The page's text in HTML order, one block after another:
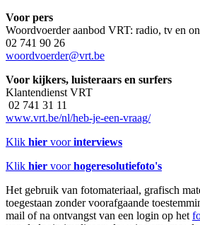
Voor pers
Woordvoerder aanbod VRT: radio, tv en
02 741 90 26
woordvoerder@vrt.be
Voor kijkers, luisteraars en surfers
Klantendienst VRT
02 741 31 11
www.vrt.be/nl/heb-je-een-vraag/
Klik hier voorinterviews
Klik hier voorhogeresolutiefoto's
Het gebruik van fotomateriaal, grafisch
toegestaan zonder voorafgaande
mail of na ontvangst van een login op het